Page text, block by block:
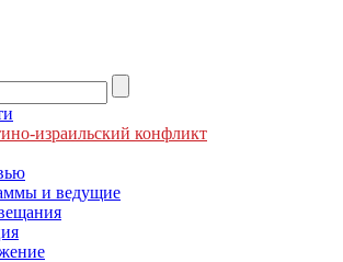
израильский конфликт
и ведущие